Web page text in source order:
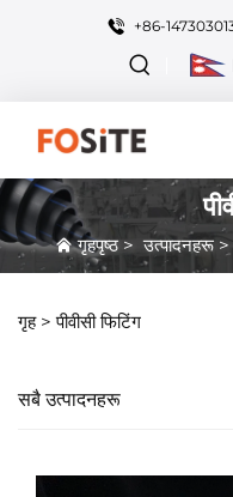
+86-
गृहपृष्ठ>उत्पादनहरू>
गृह > पीवीसी फिटिंग
सबै उत्पादनहरू